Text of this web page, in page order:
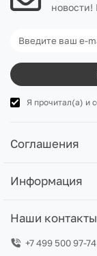
Я прочитал(а) и
Соглашения
Информация
Наши контакты
+7 499 500 97-74